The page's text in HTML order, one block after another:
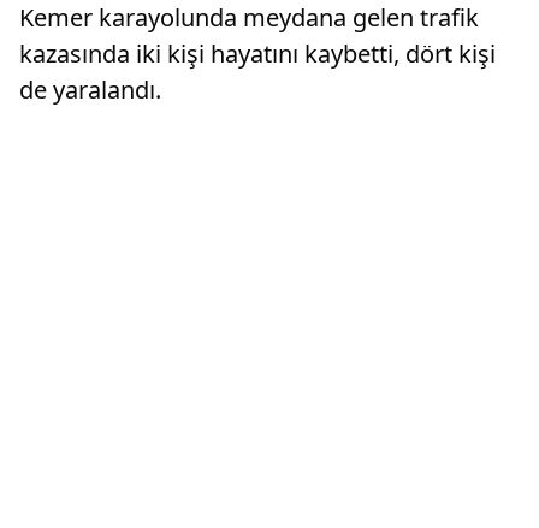
Kemer karayolunda meydana gelen trafik
kazasında iki kişi hayatını kaybetti, dört kişi
de yaralandı.